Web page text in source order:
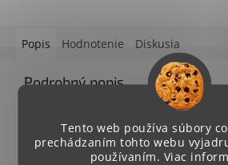
Tento web používa súbory
prechádzaním tohto webu
používaním. Viac
Popis Hodnotenie Diskusia
Podrobný popis
Single Jersey, 100 % bavlna
Strih - zúžený